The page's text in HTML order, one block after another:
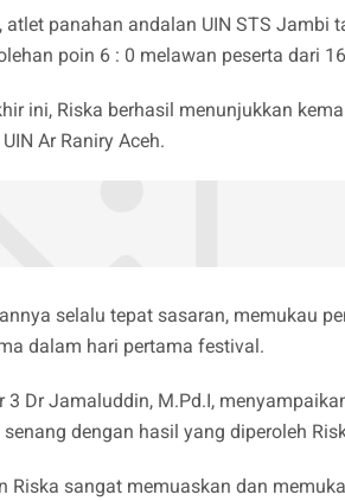
atlet panahan andalan UIN STS
poin 6 : 0 melawan peserta dari
ini, Riska berhasil menunjukkan
Ar Raniry Aceh.
selalu tepat sasaran, memukau
dalam hari pertama festival.
3 Dr Jamaluddin, M.Pd.I,
dengan hasil yang diperoleh
Riska sangat memuaskan dan